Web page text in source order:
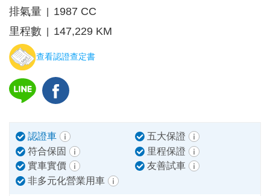
排氣量
1987 CC
里程數
147,229 KM
查看認證查定書
認證車
五大保證
符合保固
里程保證
實車實價
友善試車
非多元化營業用車